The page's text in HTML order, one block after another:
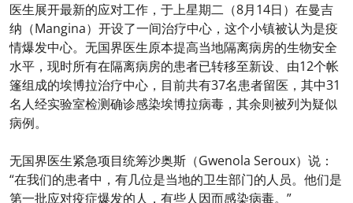
医生展开最新的应对工作，于上星期二（8月14日）在曼吉
纳（Mangina）开设了一间治疗中心，这个小镇被认为是疫
情爆发中心。无国界医生原本提高当地隔离病房的生物安全
水平，现时所有在隔离病房的患者已转移至新设、由12个帐
篷组成的埃博拉治疗中心，目前共有37名患者留医，其中31
名人经实验室检测确诊感染埃博拉病毒，其余则被列为疑似
病例。
无国界医生紧急项目统筹沙奥斯（Gwenola Seroux）说：
“在我们的患者中，有几位是当地的卫生部门的人员。他们是
第一批应对疫症爆发的人，有些人因而感染病毒。”